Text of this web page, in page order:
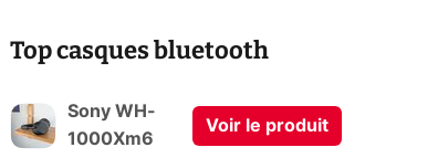
Top casques bluetooth
Sony WH-
1000Xm6
Voir le produit